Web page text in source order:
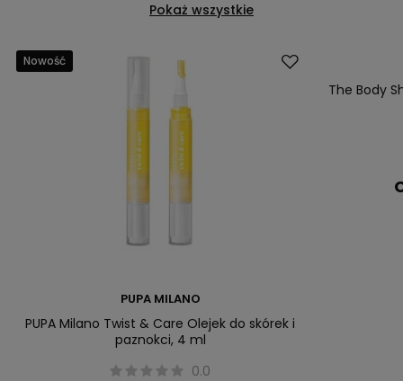
Pokaż wszystkie
Nowość
PUPA MILANO
PUPA Milano Twist & Care Olejek do skórek i
paznokci, 4 ml
0.0
The Body